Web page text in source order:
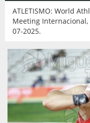
ATLETISMO: World
Meeting Internacional,
07-2025.